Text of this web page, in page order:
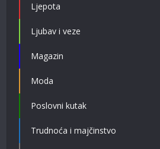
Ljepota
Ljubav i veze
Magazin
Moda
Poslovni kutak
Trudnoća i majčinstvo